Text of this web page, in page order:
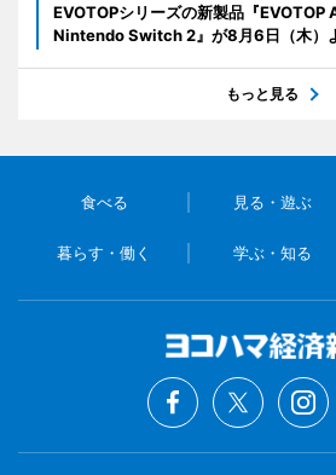
EVOTOPシリーズの新製品『
Nintendo Switch 2』が8月6日（木）
もっと見る
食べる 見る・遊ぶ
暮らす・働く 学ぶ・知る